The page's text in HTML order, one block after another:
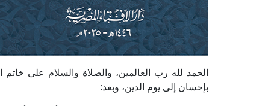
الحمد لله رب العالمين، والصلاة والسلام على
بإحسان إلى يوم الدين، وبعد: